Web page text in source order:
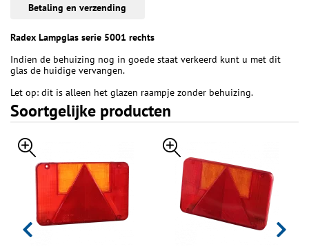
Betaling en verzending
Radex Lampglas serie 5001 rechts
Indien de behuizing nog in goede staat verkeerd kunt u met dit
glas de huidige vervangen.
Let op: dit is alleen het glazen raampje zonder behuizing.
Soortgelijke producten